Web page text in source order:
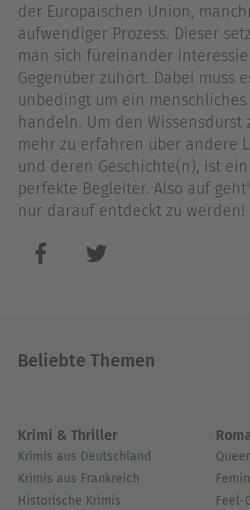
der Europäischen Union,
aufwendiger Prozess. Dieser
man sich füreinander
Gegenüber zuhört. Dabei muss
unbedingt um ein menschliches
handeln. Um den Wissensdurst
mehr zu erfahren über andere
und deren Geschichte(n), ist
perfekte Begleiter. Also auf
nur darauf entdeckt zu werden!
Beliebte Themen
Krimi & Thriller
Krimis aus Deutschland
Krimis aus Frankreich
Historische Krimis
Feel-